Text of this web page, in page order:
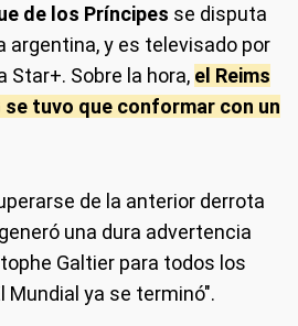
de los Príncipes se disputa
argentina, y es televisado por
Star+. Sobre la hora, el Reims
se tuvo que conformar con un
de la anterior derrota
una dura advertencia
Galtier para todos los
Mundial ya se terminó".